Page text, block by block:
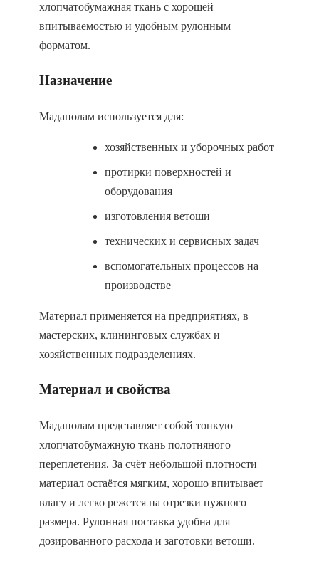
хлопчатобумажная ткань с хорошей
впитываемостью и удобным рулонным
форматом.
Назначение
Мадаполам используется для:
хозяйственных и уборочных работ
протирки поверхностей и
оборудования
изготовления ветоши
технических и сервисных задач
вспомогательных процессов на
производстве
Материал применяется на предприятиях, в
мастерских, клининговых службах и
хозяйственных подразделениях.
Материал и свойства
Мадаполам представляет собой тонкую
хлопчатобумажную ткань полотняного
переплетения. За счёт небольшой плотности
материал остаётся мягким, хорошо впитывает
влагу и легко режется на отрезки нужного
размера. Рулонная поставка удобна для
дозированного расхода и заготовки ветоши.